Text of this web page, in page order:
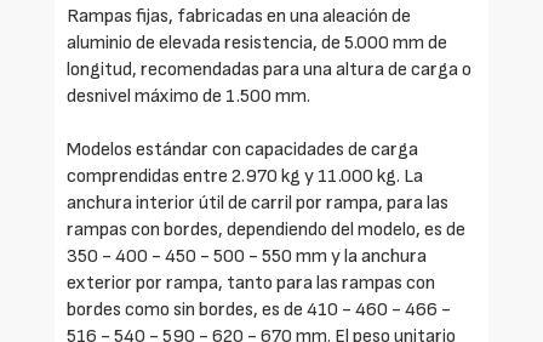
Rampas fijas, fabricadas en una aleación de
aluminio de elevada resistencia, de 5.000 mm de
longitud, recomendadas para una altura de carga o
desnivel máximo de 1.500 mm.
Modelos estándar con capacidades de carga
comprendidas entre 2.970 kg y 11.000 kg. La
anchura interior útil de carril por rampa, para las
rampas con bordes, dependiendo del modelo, es de
350 - 400 - 450 - 500 - 550 mm y la anchura
exterior por rampa, tanto para las rampas con
bordes como sin bordes, es de 410 - 460 - 466 -
516 - 540 - 590 - 620 - 670 mm. El peso unitario